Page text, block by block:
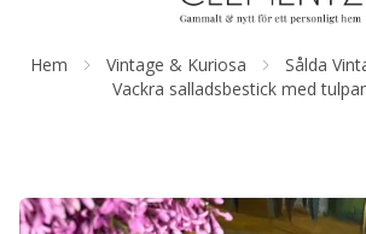
Hem Vintage & Kuriosa
Sålda
Vackra salladsbestick med